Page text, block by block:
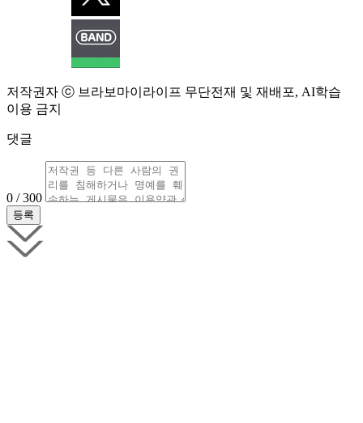
저작권자 ⓒ 브라보마이라이프 무단전재 및 재배포, AI학습
이용 금지
댓글
0 / 300